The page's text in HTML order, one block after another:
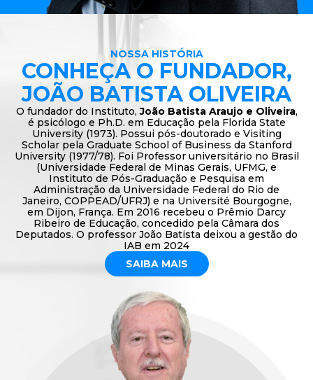
NOSSA HISTÓRIA
CONHEÇA O FUNDADOR,
JOÃO BATISTA OLIVEIRA
O fundador do Instituto,João Batista Araujo e Oliveira,
é psicólogo e Ph.D. em Educação pela Florida State
University (1973). Possui pós-doutorado e Visiting
Scholar pela Graduate School of Business da Stanford
University (1977/78). Foi Professor universitário no Brasil
(Universidade Federal de Minas Gerais, UFMG, e
Instituto de Pós-Graduação e Pesquisa em
Administração da Universidade Federal do Rio de
Janeiro, COPPEAD/UFRJ) e na Université Bourgogne,
em Dijon, França. Em 2016 recebeu o Prêmio Darcy
Ribeiro de Educação, concedido pela Câmara dos
Deputados. O professor João Batista deixou a gestão do
IAB em 2024
SAIBA MAIS